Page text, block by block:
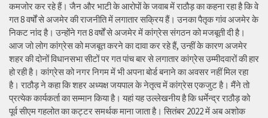
कमजोर कर रहे हैं। जैन और भाटी के आरोपों के जवाब में राठौड़ का कहना रहा है कि वे
गत 8 वर्षों से अजमेर की राजनीति में लगातार सक्रिय हैं। उनका पैतृक गांव अजमेर के
निकट नांद है। उन्होंने गत 8 वर्षों से अजमेर में कांग्रेस संगठन को मजबूती दी है।
आज जो लोग कांग्रेस को मजबूत करने का दावा कर रहे हैं, उन्हीं के कारण अजमेर
शहर की दोनों विधानसभा सीटों पर गत पांच बार से लगातार कांग्रेस उम्मीदवारों की हार
हो रही है। कांग्रेस को नगर निगम में भी अपना बोर्ड बनाने का अवसर नहीं मिल रहा
है। राठौड़ ने कहा कि शहर अध्यक्ष जयपाल के नेतृत्व में कांग्रेस एकजुट है। मैंने तो
प्रत्येक कार्यकर्ता का सम्मान किया है। यहां यह उल्लेखनीय है कि धर्मेन्द्र राठौड़ को
पूर्व सीएम गहलोत का कट्टर समर्थक माना जाता है। सितंबर 2022 में अब अशोक